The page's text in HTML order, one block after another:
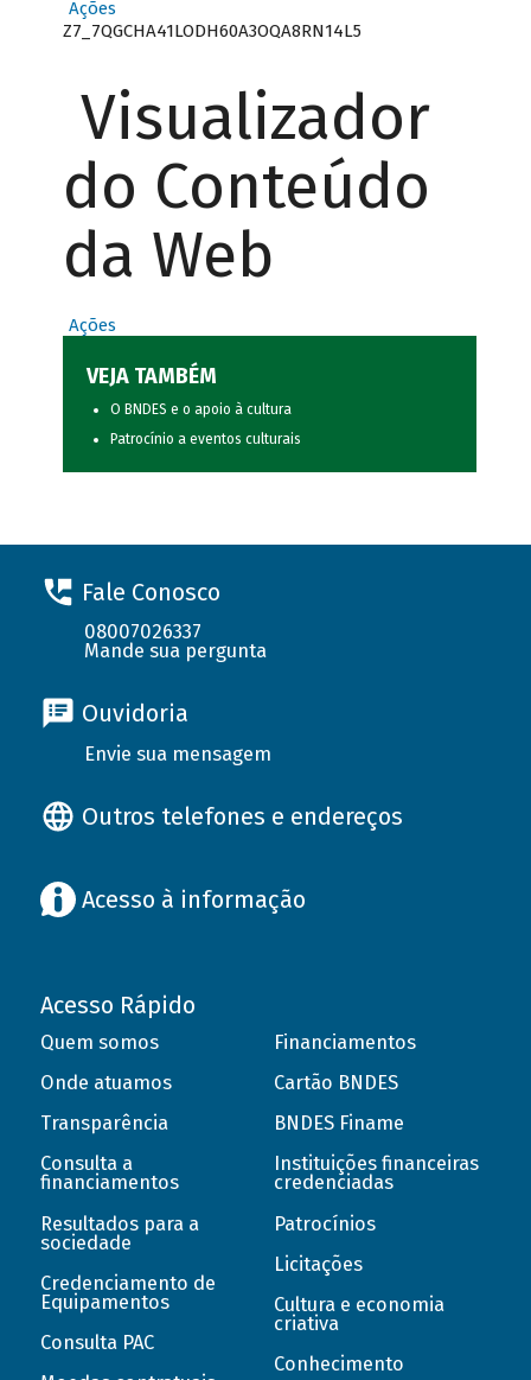
Ações
Z7_7QGCHA41LODH60A3OQA8RN14L5
Visualizador
do Conteúdo
da Web
Ações
VEJA TAMBÉM
O BNDES e o apoio à cultura
Patrocínio a eventos culturais
Fale Conosco
08007026337
Mande sua pergunta
Ouvidoria
Envie sua mensagem
Outros telefones e endereços
Acesso à informação
Acesso Rápido
Quem somos
Onde atuamos
Transparência
Consulta a
financiamentos
Resultados para a
sociedade
Credenciamento de
Equipamentos
Consulta PAC
Financiamentos
Cartão BNDES
BNDES Finame
Instituições financeiras
credenciadas
Patrocínios
Licitações
Cultura e economia
criativa
Conhecimento